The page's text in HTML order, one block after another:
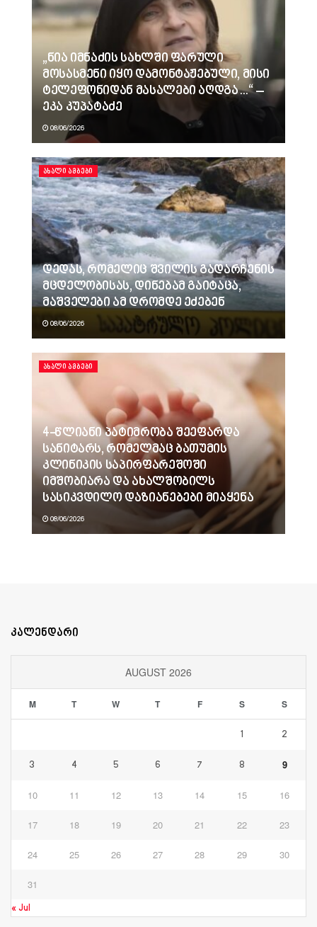
„ნია იმნაძის სახლში ფარული
მოსასმენი იყო დამონტაჟებული, მისი
ტელეფონიდან მასალები აღდგა…“ –
ეკა კუპატაძე
08/06/2026
ᲐᲮᲐᲚᲘ ᲐᲛᲑᲔᲑᲘ
დედას, რომელიც შვილის გადარჩენის
მცდელობისას, დინებამ გაიტაცა,
მაშველები ამ დრომდე ეძებენ
08/06/2026
ᲐᲮᲐᲚᲘ ᲐᲛᲑᲔᲑᲘ
4-წლიანი პატიმრობა შეეფარდა
სანიტარს, რომელმაც ბათუმის
კლინიკის საპირფარეშოში
იმშობიარა და ახალშობილს
სასიკვდილო დაზიანებები მიაყენა
08/06/2026
კალენდარი
AUGUST 2026
M T W T F S S
1 2
3 4 5 6 7 8 9
10 11 12 13 14 15 16
17 18 19 20 21 22 23
24 25 26 27 28 29 30
31
« Jul